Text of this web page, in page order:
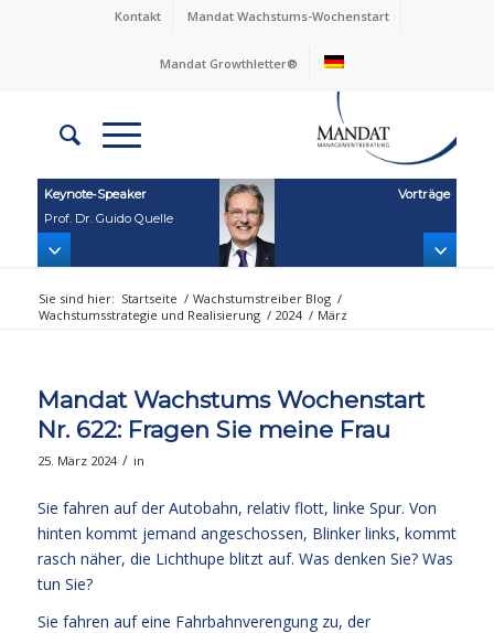
Kontakt Mandat Wachstums-Wochenstart
Mandat Growthletter®
Keynote‑Speaker
Prof. Dr. Guido Quelle
Vorträge
Sie sind hier: Startseite / Wachstumstreiber Blog /
Wachstumsstrategie und Realisierung / 2024 / März
Mandat Wachstums Wochenstart
Nr. 622: Fragen Sie meine Frau
25. März 2024 / in
Sie fahren auf der Autobahn, relativ flott, linke Spur. Von
hinten kommt jemand angeschossen, Blinker links, kommt
rasch näher, die Lichthupe blitzt auf. Was denken Sie? Was
tun Sie?
Sie fahren auf eine Fahrbahnverengung zu, der